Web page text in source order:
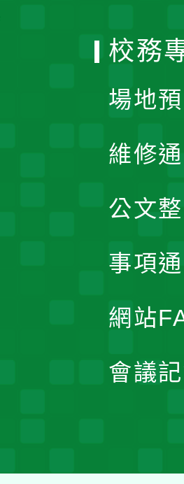
校務
場地
維修
公文
事項
網站
會議